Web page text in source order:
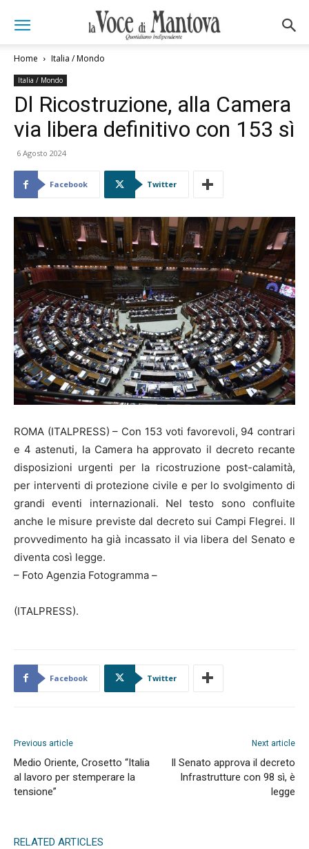
Home Italia / Mondo
Italia / Mondo
Dl Ricostruzione, alla Camera
via libera definitivo con 153 sì
6 Agosto 2024
Facebook Twitter
ROMA (ITALPRESS) – Con 153 voti favorevoli, 94 contrari
e 4 astenuti, la Camera ha approvato il decreto recante
disposizioni urgenti per la ricostruzione post-calamità,
per interventi di protezione civile e per lo svolgimento di
grandi eventi internazionali. Nel testo sono confluite
anche le misure previste dal decreto sui Campi Flegrei. Il
provvedimento ha già incassato il via libera del Senato e
diventa così legge.
– Foto Agenzia Fotogramma –
(ITALPRESS).
Facebook Twitter
Previous article
Medio Oriente, Crosetto “Italia
al lavoro per stemperare la
tensione”
Next article
Il Senato approva il decreto
Infrastrutture con 98 sì, è
legge
RELATED ARTICLES